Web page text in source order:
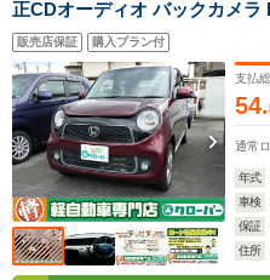
正CDオーディオ バックカメラ
動格納ミラー Wエアバッグ
減装置 アイドリングストップ
販売店保証 購入プラン付
支払
54.
通常
年式
車検
保証
住所